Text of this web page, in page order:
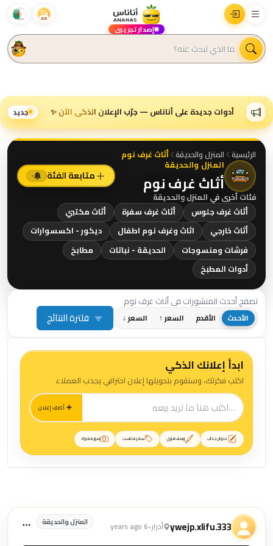
AR
إصدار تجريبي
أدوات جديدة على أناناس — جرّب الإعلان الذكي الآن ✨ جديد
الرئيسية المنزل والحديقة أثاث غرف نوم
المنزل والحديقة
أثاث غرف نوم متابعة الفئة ٠
فئات أخرى في المنزل والحديقة
أثاث غرف جلوس
أثاث غرف سفرة
أثاث مكتبي
أثاث خارجي
اثاث وغرف نوم اطفال
ديكور - اكسسوارات
فرشات ومنسوجات
الحديقة - نباتات
مطابخ
أدوات المطبخ
تصفح أحدث المنشورات في أثاث غرف نوم
الأحدث الأقدم السعر ↑ السعر ↓ فلترة النتائج
ابدأ إعلانك الذكي
اكتب فكرتك، وسنقوم بتحويلها إعلان احترافي يجذب العملاء
أضف إعلان
عنوان جذاب وصف قوي سعر مناسب صور مميزة
منشورات أثاث غرف نوم
ywejp.xlifu.333 أدرار•
6 years ago المنزل والحديقة